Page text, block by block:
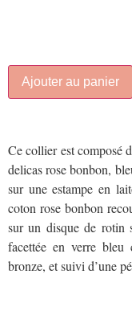
Ajouter au panier
Ce collier est composé
delicas rose bonbon,
sur une estampe en
coton rose bonbon
sur un disque de rotin
facettée en verre
bronze, et suivi d’une